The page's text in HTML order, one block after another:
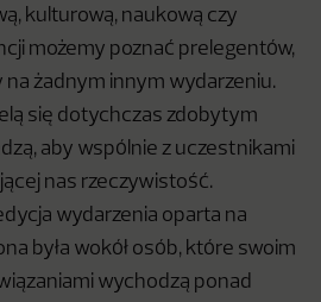
kulturową, naukową czy
możemy poznać prelegentów,
żadnym innym wydarzeniu.
się dotychczas zdobytym
aby wspólnie z uczestnikami
nas rzeczywistość.
wydarzenia oparta na
była wokół osób, które swoim
wychodzą ponad